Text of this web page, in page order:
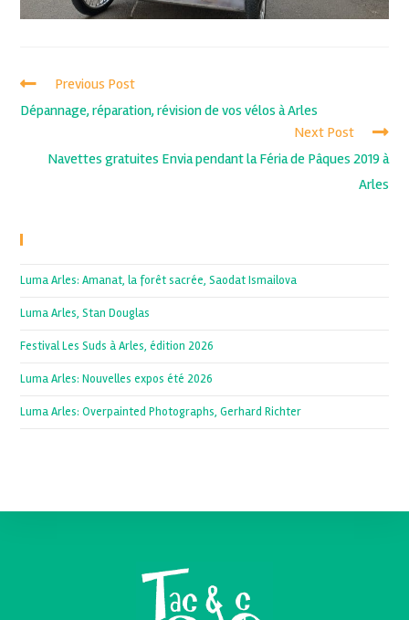
Previous Post
Dépannage, réparation, révision de vos vélos à Arles
Next Post
Navettes gratuites Envia pendant la Féria de Pâques 2019 à
Arles
Luma Arles: Amanat, la forêt sacrée, Saodat Ismailova
Luma Arles, Stan Douglas
Festival Les Suds à Arles, édition 2026
Luma Arles: Nouvelles expos été 2026
Luma Arles: Overpainted Photographs, Gerhard Richter